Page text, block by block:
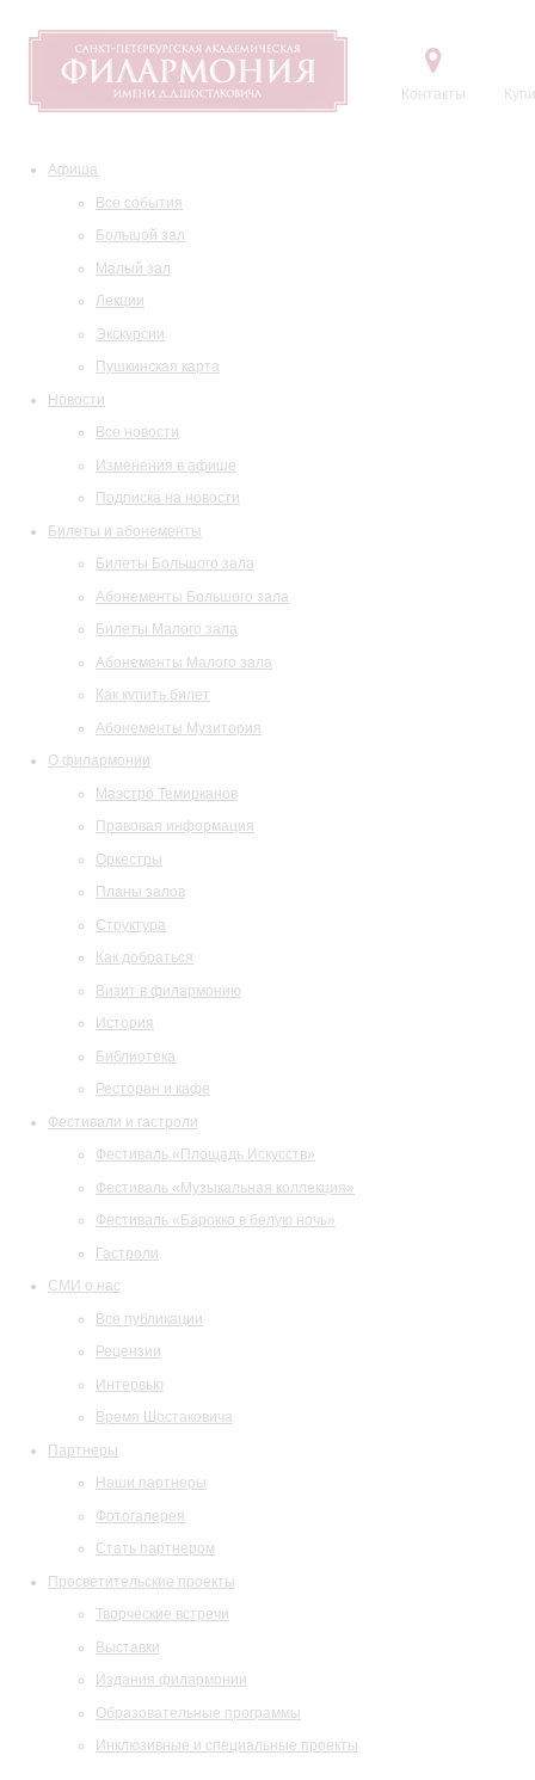
Контакты
Афиша
Все события
Большой зал
Малый зал
Лекции
Экскурсии
Пушкинская карта
Новости
Все новости
Изменения в афише
Подписка на новости
Билеты и абонементы
Билеты Большого зала
Абонементы Большого зала
Билеты Малого зала
Абонементы Малого зала
Как купить билет
Абонементы Музитория
О филармонии
Маэстро Темирканов
Правовая информация
Оркестры
Планы залов
Структура
Как добраться
Визит в филармонию
История
Библиотека
Ресторан и кафе
Фестивали и гастроли
Фестиваль «Площадь Искусств»
Фестиваль «Музыкальная коллекция»
Фестиваль «Барокко в белую ночь»
Гастроли
СМИ о нас
Все публикации
Рецензии
Интервью
Время Шостаковича
Партнеры
Наши партнеры
Фотогалерея
Стать партнером
Просветительские проекты
Творческие встречи
Выставки
Издания филармонии
Образовательные программы
Инклюзивные и специальные проекты